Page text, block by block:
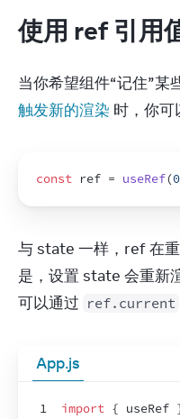
使用 ref 引用
触发新的渲染 时，你可
const ref = useRef(0
与 state 一样，ref 在
是，设置 state 会重新
可以通过 ref.current
App.js
1
import { useRef